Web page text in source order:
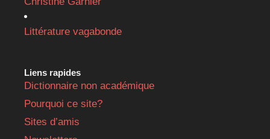
Littérature vagabonde
Liens rapides
Dictionnaire non académique
Pourquoi ce site?
Sites d’amis